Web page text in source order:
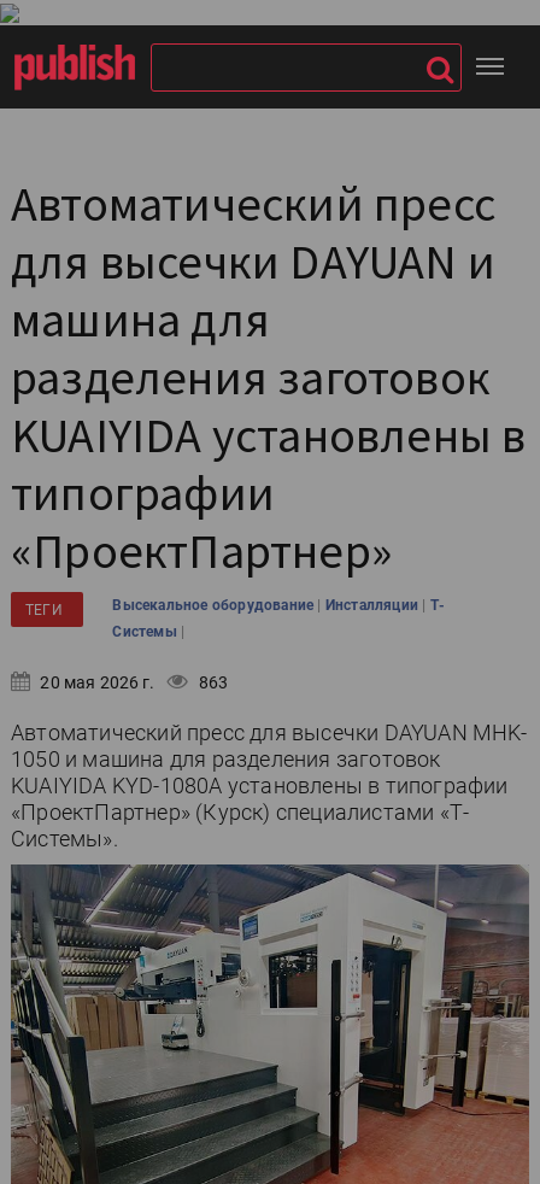
Автоматический пресс
для высечки DAYUAN и
машина для
разделения заготовок
KUAIYIDA установлены в
типографии
«ПроектПартнер»
ТЕГИ Высекальное оборудование | Инсталляции | Т-
Системы |
20 мая 2026 г. 863
Автоматический пресс для высечки DAYUAN MHK-
1050 и машина для разделения заготовок
KUAIYIDA KYD-1080A установлены в типографии
«ПроектПартнер» (Курск) специалистами «Т-
Системы».